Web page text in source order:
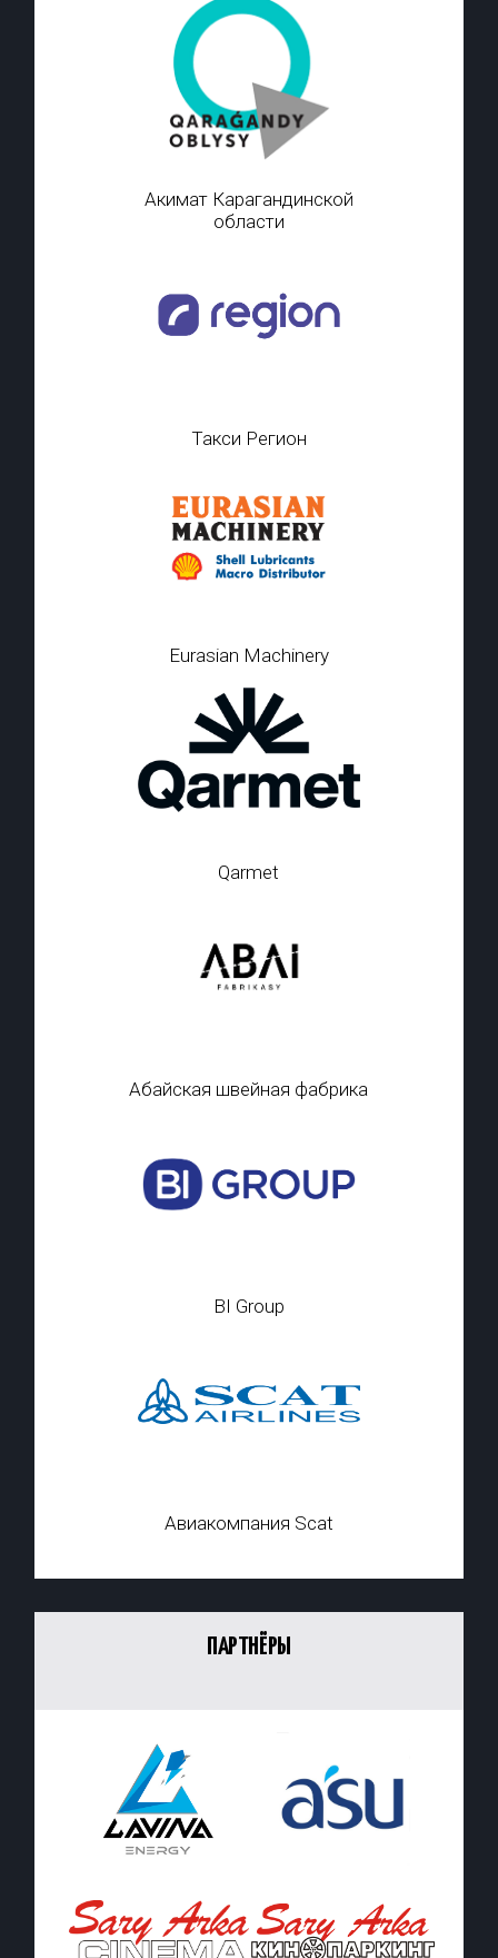
Акимат Карагандинской
области
Такси Регион
Eurasian Machinery
Qarmet
Абайская швейная фабрика
BI Group
Авиакомпания Scat
ПАРТНЁРЫ